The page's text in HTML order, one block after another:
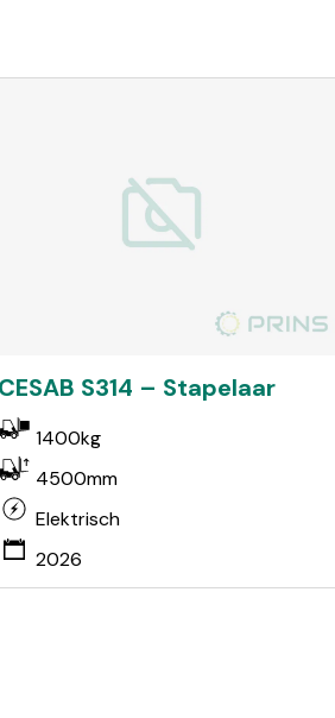
CESAB S314 – Stapelaar
1400kg
4500mm
Elektrisch
2026